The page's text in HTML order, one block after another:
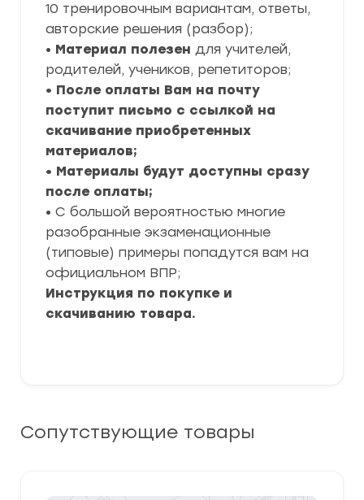
10 тренировочным вариантам, ответы,
авторские решения (разбор);
• Материал полезен для учителей,
родителей, учеников, репетиторов;
• После оплаты Вам на почту
поступит письмо с ссылкой на
скачивание приобретенных
материалов;
• Материалы будут доступны сразу
после оплаты;
• С большой вероятностью многие
разобранные экзаменационные
(типовые) примеры попадутся вам на
официальном ВПР;
Инструкция по покупке и
скачиванию товара.
Сопутствующие товары